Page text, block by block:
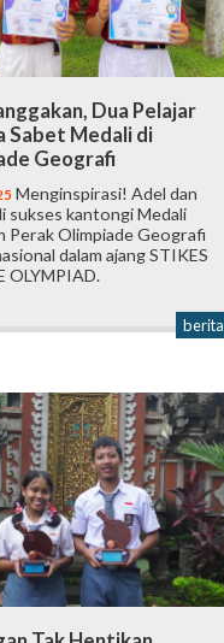
Dua Pelajar
Sabet Medali di
Geografi
Menginspirasi! Adel dan
sukses kantongi Medali
Perak Olimpiade Geografi
dalam ajang STIKES
OLYMPIAD.
berita